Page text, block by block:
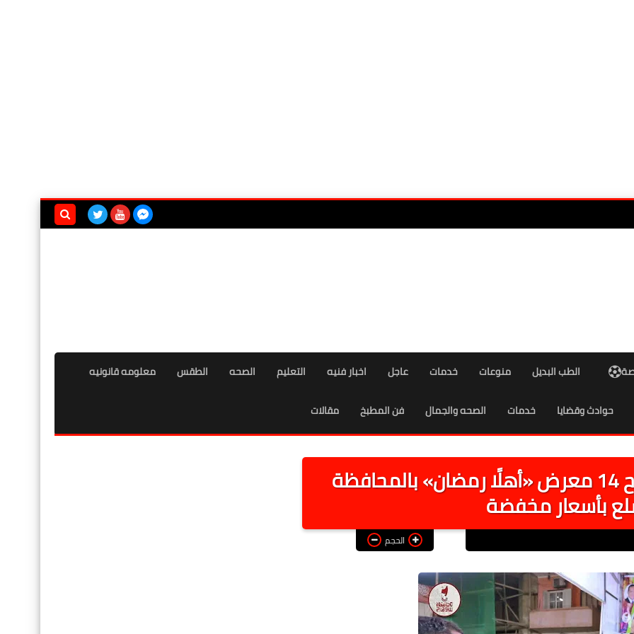
الطب البديل منوعات خدمات عاجل اخبار فنيه التعليم الصحه الطقس معلومه قانونيه
حوادث وقضايا خدمات الصحه والجمال فن المطبخ مقالات
الغرفة التجارية بسوهاج: افتتاح 14 معرض «أهلًا رمضان» بالمحافظة
بأسعار مخفضة
الحجم